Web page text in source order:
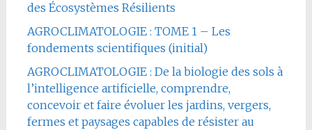
des Écosystèmes Résilients
AGROCLIMATOLOGIE : TOME 1 – Les
fondements scientifiques (initial)
AGROCLIMATOLOGIE : De la biologie des sols à
l’intelligence artificielle, comprendre,
concevoir et faire évoluer les jardins, vergers,
fermes et paysages capables de résister au